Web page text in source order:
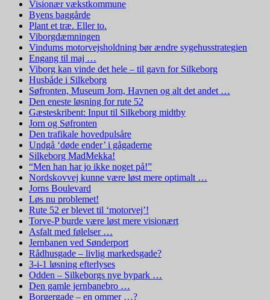
Visionær vækstkommune
Byens baggårde
Plant et træ. Eller to.
Viborgdæmningen
Vindums motorvejsholdning bør ændre sygehusstrategien
Engang til maj …
Viborg kan vinde det hele – til gavn for Silkeborg
Husbåde i Silkeborg
Søfronten, Museum Jorn, Havnen og alt det andet …
Den eneste løsning for rute 52
Gæsteskribent: Input til Silkeborg midtby
Jorn og Søfronten
Den trafikale hovedpulsåre
Undgå ‘døde ender’ i gågaderne
Silkeborg MadMekka!
“Men han har jo ikke noget på!”
Nordskovvej kunne være løst mere optimalt …
Jorns Boulevard
Løs nu problemet!
Rute 52 er blevet til ‘motorvej’!
Torve-P burde være løst mere visionært
Asfalt med følelser …
Jernbanen ved Sønderport
Rådhusgade – livlig markedsgade?
3-i-1 løsning efterlyses
Odden – Silkeborgs nye bypark …
Den gamle jernbanebro …
Borgergade – en ommer …?